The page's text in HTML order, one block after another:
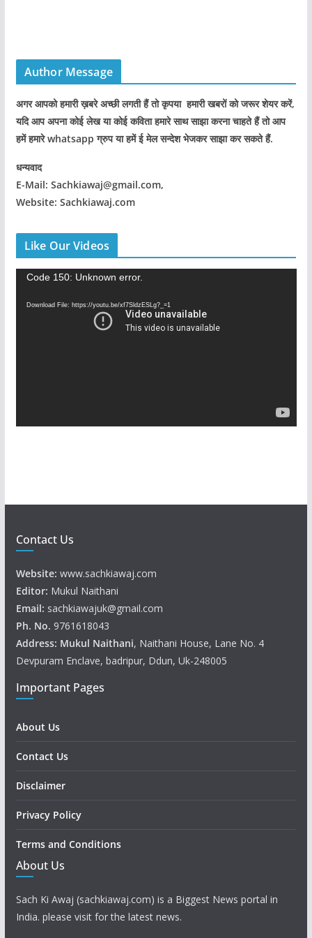
Author Message
अगर आपको हमारी ख़बरे अच्छी लगती हैं तो कृपया हमारी खबरों को जरूर शेयर करें,
यदि आप अपना कोई लेख या कोई कविता हमारे साथ साझा करना चाहते हैं तो आप
हमें हमारे whatsapp ग्रुप या हमें ई मेल सन्देश भेजकर साझा कर सकते हैं.
धन्यवाद
E-Mail: Sachkiawaj@gmail.com,
Website: Sachkiawaj.com
Like Our Videos
Code 150: Unknown error.
Download File: https://youtu.be/xf7SldzESLg?_=1
Contact Us
Website: www.sachkiawaj.com
Editor: Mukul Naithani
Email: sachkiawajuk@gmail.com
Ph. No. 9761618043
Address: Mukul Naithani, Naithani House, Lane No. 4
Devpuram Enclave, badripur, Ddun, Uk-248005
Important Pages
About Us
Contact Us
Disclaimer
Privacy Policy
Terms and Conditions
About Us
Sach Ki Awaj (sachkiawaj.com) is a Biggest News portal in
India. please visit for the latest news.